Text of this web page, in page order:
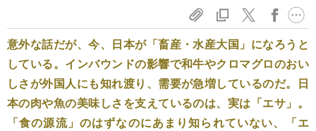
意外な話だが、今、日本が「畜産・水産大国」になろうと
している。インバウンドの影響で和牛やクロマグロのおい
しさが外国人にも知れ渡り、需要が急増しているのだ。日
本の肉や魚の美味しさを支えているのは、実は「エサ」。
「食の源流」のはずなのにあまり知られていない、「エ